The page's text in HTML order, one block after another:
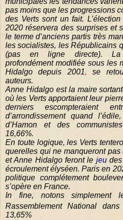
pas moins que les progressions
des Verts sont un fait.
2020 réservera des surprises et
le terme d’anciens partis très
les socialistes, les Républicains
(pas en ligne directe). La
profondément modifiée sous les
Hidalgo depuis 2001, se
auteurs.
Anne Hidalgo est la maire
où les Verts apportaient leur
derniers escompteraient
d’arrondissement quand
d’Hamon et des
16,66%.
En toute logique, les Verts
querelles qui ne manqueront pas
et Anne Hidalgo feront le jeudes
écroulement élyséen. Paris en
politique complétement
s’opère en France.
In fine, notons simplement
Rassemblement National
13,65%